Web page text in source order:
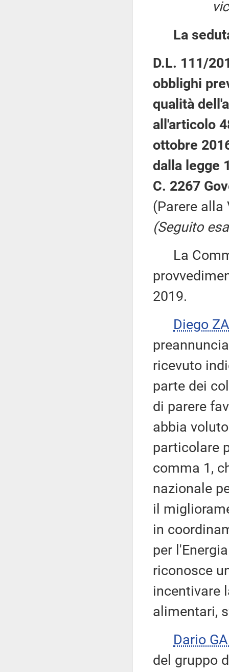
La
D.L. 111/
obblighi
qualità
all'articolo
ottobre
dalla legge
C. 2267
(Parere alla
(Seguito
La
2019.
Diego
ricevuto
parte dei
di parere
abbia
particolare
comma 1,
nazionale
il
in
per
riconosce
incentivare
alimentari,
Dario
del gruppo